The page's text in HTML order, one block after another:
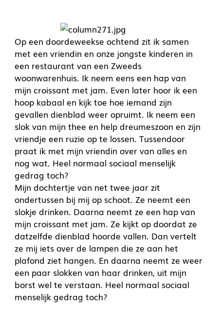
Op een doordeweekse ochtend zit ik samen
met een vriendin en onze jongste kinderen in
een restaurant van een Zweeds
woonwarenhuis. Ik neem eens een hap van
mijn croissant met jam. Even later hoor ik een
hoop kabaal en kijk toe hoe iemand zijn
gevallen dienblad weer opruimt. Ik neem een
slok van mijn thee en help dreumeszoon en zijn
vriendje een ruzie op te lossen. Tussendoor
praat ik met mijn vriendin over van alles en
nog wat. Heel normaal sociaal menselijk
gedrag toch?
Mijn dochtertje van net twee jaar zit
ondertussen bij mij op schoot. Ze neemt een
slokje drinken. Daarna neemt ze een hap van
mijn croissant met jam. Ze kijkt op doordat ze
datzelfde dienblad hoorde vallen. Dan vertelt
ze mij iets over de lampen die ze aan het
plafond ziet hangen. En daarna neemt ze weer
een paar slokken van haar drinken, uit mijn
borst wel te verstaan. Heel normaal sociaal
menselijk gedrag toch?